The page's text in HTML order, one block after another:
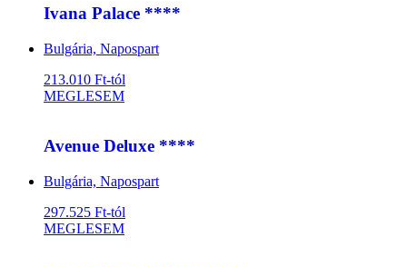
Ivana Palace ****
Bulgária, Napospart
213.010 Ft-tól
MEGLESEM
Avenue Deluxe ****
Bulgária, Napospart
297.525 Ft-tól
MEGLESEM